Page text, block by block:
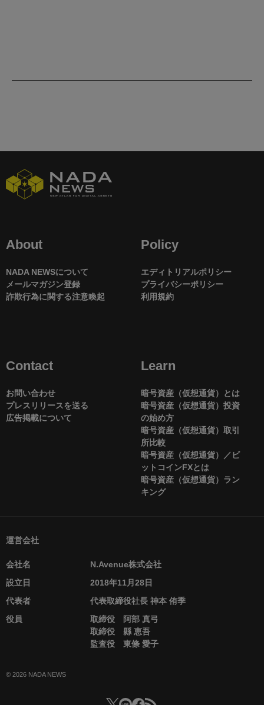
About
NADA NEWSについて
メールマガジン登録
詐欺行為に関する注意喚起
Policy
エディトリアルポリシー
プライバシーポリシー
利用規約
Contact
お問い合わせ
プレスリリースを送る
広告掲載について
Learn
暗号資産（仮想通貨）とは
暗号資産（仮想通貨）投資
の始め方
暗号資産（仮想通貨）取引
所比較
暗号資産（仮想通貨）／ビ
ットコインFXとは
暗号資産（仮想通貨）ラン
キング
運営会社
会社名
N.Avenue株式会社
設立日
2018年11月28日
代表者
代表取締役社長 神本 侑季
役員
取締役 阿部 真弓
取締役 縣 恵吾
監査役 東條 愛子
© 2026 NADA NEWS